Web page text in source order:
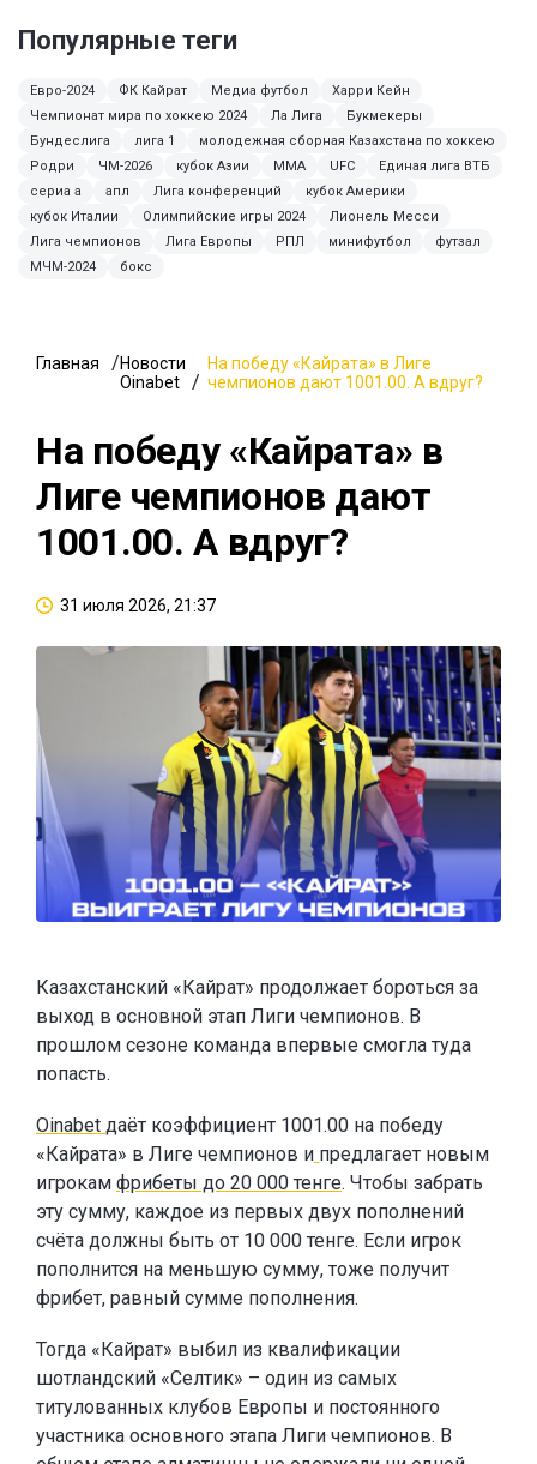
Популярные теги
Евро-2024 ФК Кайрат Медиа футбол
Харри Кейн
Чемпионат мира по хоккею 2024
Ла Лига
Букмекеры
Бундеслига
лига 1
молодежная сборная Казахстана по хоккею
Родри
ЧМ-2026 кубок Азии ММА UFC
Единая лига ВТБ
сериа а
апл Лига конференций
кубок Америки
кубок Италии
Олимпийские игры 2024
Лионель Месси
Лига чемпионов
Лига Европы РПЛ минифутбол
футзал
МЧМ-2024
бокс
Главная
Новости
Oinabet
На победу «Кайрата» в Лиге
чемпионов дают 1001.00. А вдруг?
На победу «Кайрата» в
Лиге чемпионов дают
1001.00. А вдруг?
31 июля 2026, 21:37
Казахстанский «Кайрат» продолжает бороться за
выход в основной этап Лиги чемпионов. В
прошлом сезоне команда впервые смогла туда
попасть.
Oinabet даёт коэффициент 1001.00 на победу
«Кайрата» в Лиге чемпионов и предлагает новым
игрокам фрибеты до 20 000 тенге. Чтобы забрать
эту сумму, каждое из первых двух пополнений
счёта должны быть от 10 000 тенге. Если игрок
пополнится на меньшую сумму, тоже получит
фрибет, равный сумме пополнения.
Тогда «Кайрат» выбил из квалификации
шотландский «Селтик» – один из самых
титулованных клубов Европы и постоянного
участника основного этапа Лиги чемпионов. В